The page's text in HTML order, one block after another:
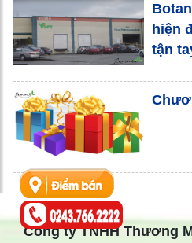
hiện
tận
Công ty TNHH Thương